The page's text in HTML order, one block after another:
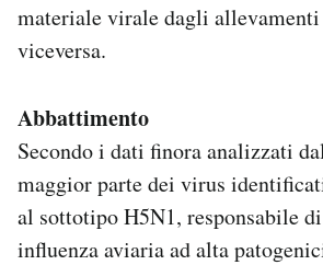
materiale virale dagli allevamenti
viceversa.
Abbattimento
Secondo i dati finora analizzati
maggior parte dei virus
al sottotipo H5N1, responsabile
influenza aviaria ad alta